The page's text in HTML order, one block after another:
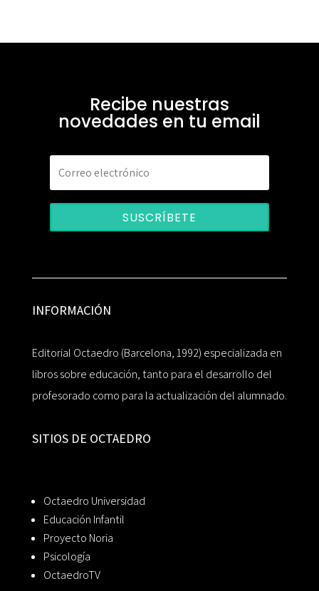
Recibe nuestras
novedades en tu email
SUSCRÍBETE
INFORMACIÓN
Editorial Octaedro (Barcelona, 1992) especializada en
libros sobre educación, tanto para el desarrollo del
profesorado como para la actualización del alumnado.
SITIOS DE OCTAEDRO
Octaedro Universidad
Educación Infantil
Proyecto Noria
Psicología
OctaedroTV